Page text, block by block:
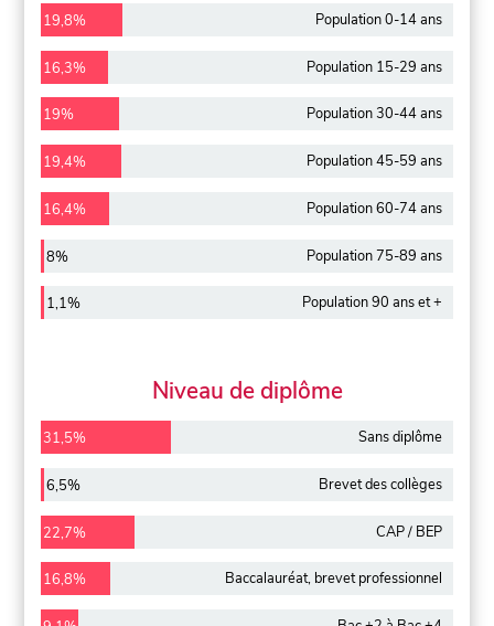
19,8% Population 0-14 ans
16,3% Population 15-29 ans
19% Population 30-44 ans
19,4% Population 45-59 ans
16,4% Population 60-74 ans
8% Population 75-89 ans
1,1% Population 90 ans et +
Niveau de diplôme
31,5% Sans diplôme
6,5% Brevet des collèges
22,7% CAP / BEP
16,8% Baccalauréat, brevet professionnel